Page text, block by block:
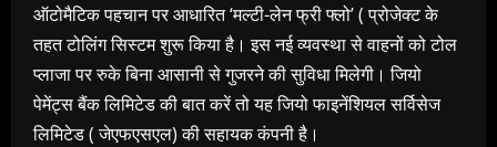
ऑटोमैटिक पहचान पर आधारित ‘मल्टी-लेन फ्री फ्लो’ ( प्रोजेक्ट के
तहत टोलिंग सिस्टम शुरू किया है। इस नई व्यवस्था से वाहनों को टोल
प्लाजा पर रुके बिना आसानी से गुजरने की सुविधा मिलेगी। जियो
पेमेंट्स बैंक लिमिटेड की बात करें तो यह जियो फाइनेंशियल सर्विसेज
लिमिटेड ( जेएफएसएल) की सहायक कंपनी है।